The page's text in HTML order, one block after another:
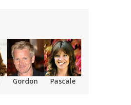
Gordon Pascale